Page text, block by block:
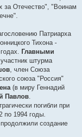
за Отечество", "Воинам
Патриарха
Тихона -
Главными
штурма
, член Союза
союза "Россия"
(в миру Геннадий
Павлов.
погибли при
по 1994 годы.
создание